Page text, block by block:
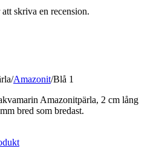
skriva en recension.
Amazonit/Blå 1
Amazonitpärla, 2 cm lång
bred som bredast.